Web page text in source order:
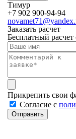
Тимур
+7 902 900-94-94
Заказать расчет
Бесплатный
Прикрепить свои
Cогласие с
Отправить